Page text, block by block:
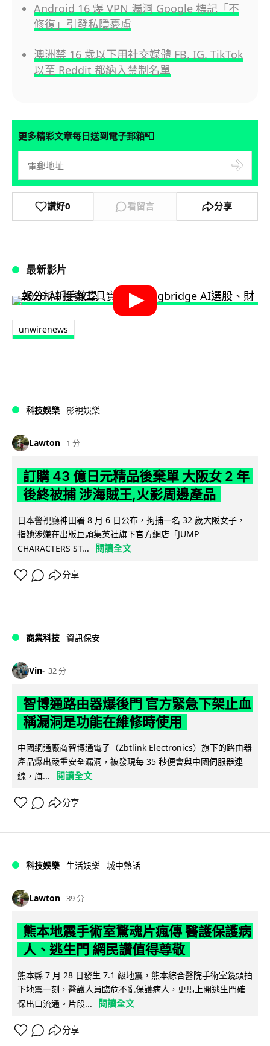
Android 16 爆 VPN 漏洞 Google 標記「不
修復」引發私隱憂慮
澳洲禁 16 歲以下用社交媒體 FB, IG, TikTok
以至 Reddit 都納入禁制名單
更多精彩文章每日送到電子郵箱📮
讚好0 看留言 分享
最新影片
unwirenews
科技娛樂 影視娛樂
Lawton 1 分
訂購 43 億日元精品後棄單 大阪女 2 年
後終被捕 涉海賊王,火影周邊產品
日本警視廳神田署 8 月 6 日公布，拘捕一名 32 歲大阪女子，
指她涉嫌在出版巨頭集英社旗下官方網店「JUMP
CHARACTERS ST...
閱讀全文
分享
商業科技 資訊保安
Vin 32 分
智博通路由器爆後門 官方緊急下架止血
稱漏洞是功能在維修時使用
中國網通廠商智博通電子（Zbtlink Electronics）旗下的路由器
產品爆出嚴重安全漏洞，被發現每 35 秒便會與中國伺服器連
線，旗...
閱讀全文
分享
科技娛樂 生活娛樂 城中熱話
Lawton 39 分
熊本地震手術室驚魂片瘋傳 醫護保護病
人、逃生門 網民讚值得尊敬
熊本縣 7 月 28 日發生 7.1 級地震，熊本綜合醫院手術室鏡頭拍
下地震一刻，醫護人員臨危不亂保護病人，更馬上開逃生門確
保出口流通。片段...
閱讀全文
分享